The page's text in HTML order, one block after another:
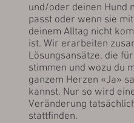
und/oder deinen Hund
passt oder wenn sie mit
deinem Alltag nicht
ist. Wir erarbeiten
Lösungsansätze, die
stimmen und wozu du
ganzem Herzen «Ja»
kannst. Nur so wird
Veränderung
stattfinden.